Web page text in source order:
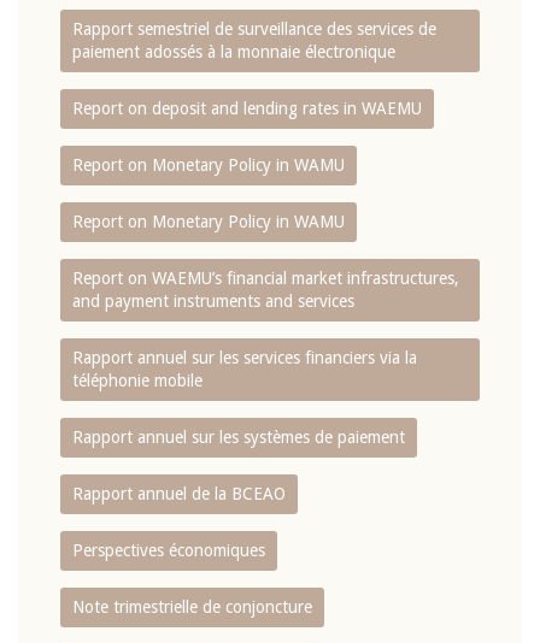
Rapport semestriel de surveillance des services de
paiement adossés à la monnaie électronique
Report on deposit and lending rates in WAEMU
Report on Monetary Policy in WAMU
Report on Monetary Policy in WAMU
Report on WAEMU’s financial market infrastructures,
and payment instruments and services
Rapport annuel sur les services financiers via la
téléphonie mobile
Rapport annuel sur les systèmes de paiement
Rapport annuel de la BCEAO
Perspectives économiques
Note trimestrielle de conjoncture